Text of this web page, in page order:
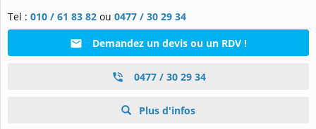
Tel : 010 / 61 83 82 ou 0477 / 30 29 34
Demandez un devis ou un RDV !
0477 / 30 29 34
Plus d'infos